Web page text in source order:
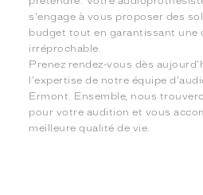
s'engage à vous proposer des
budget tout en garantissant une
irréprochable.
Prenez rendez-vous dès
l'expertise de notre équipe
Ermont. Ensemble, nous
pour votre audition et vous
meilleure qualité de vie.